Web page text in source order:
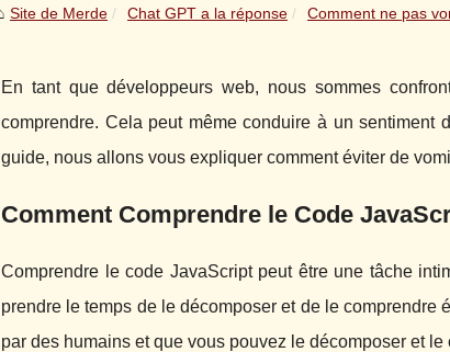
Site de Merde Chat GPT a la réponse Comment ne pas
En tant que développeurs web, nous sommes
comprendre. Cela peut même conduire à un
guide, nous allons vous expliquer comment éviter de
Comment Comprendre le Code
Comprendre le code JavaScript peut être une tâche
prendre le temps de le décomposer et de le
par des humains et que vous pouvez le décomposer et